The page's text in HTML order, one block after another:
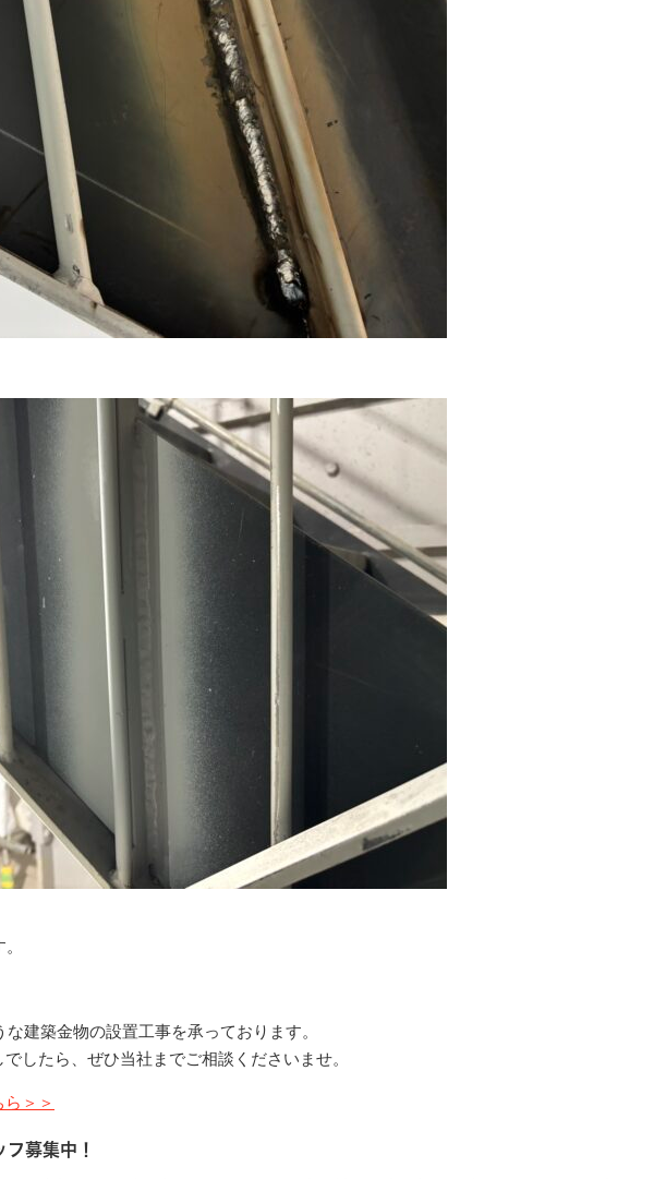
建築金物の設置工事を承っております。
したら、ぜひ当社までご相談くださいませ。
＞＞
募集中！